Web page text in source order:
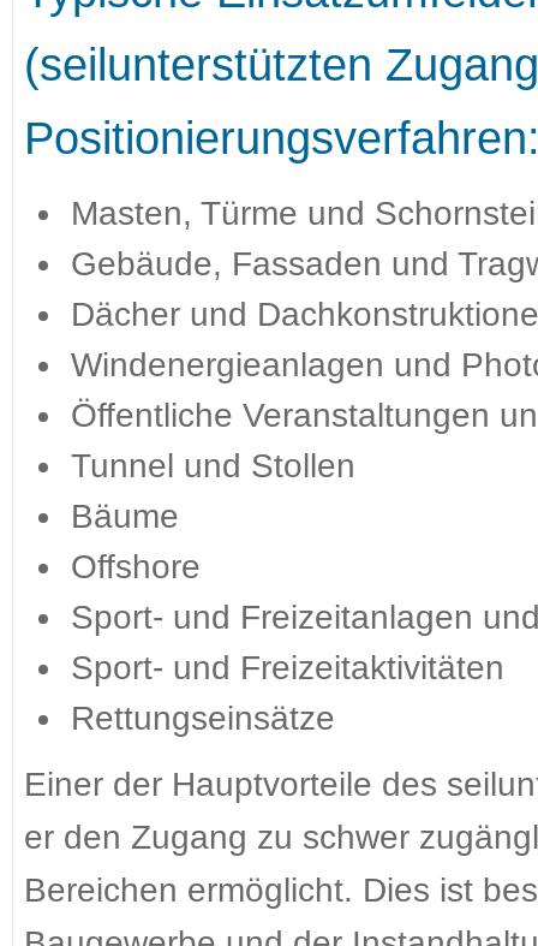
(seilunterstützten
Masten, Türme und
Gebäude, Fassaden und
Dächer und
Windenergieanlagen und
Öffentliche Veranstaltungen
Tunnel und Stollen
Bäume
Offshore
Sport- und Freizeitanlagen
Sport- und Freizeitaktivitäten
Rettungseinsätze
Einer der Hauptvorteile des
er den Zugang zu schwer
Bereichen ermöglicht. Dies ist